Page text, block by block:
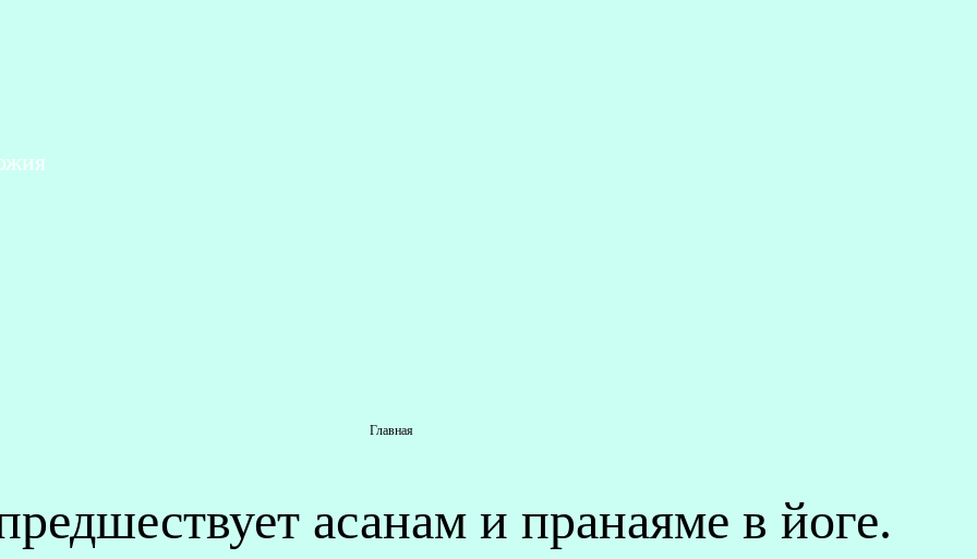
Главная
асанам и пранаяме в йоге.